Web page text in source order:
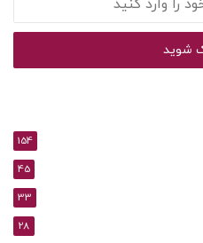
154
45
33
28